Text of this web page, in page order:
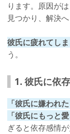
ります。原因が
見つかり、解決
彼氏に疲れてし
う。
1. 彼氏に依
「彼氏に嫌われ
「彼氏にもっと
ぎると依存感情